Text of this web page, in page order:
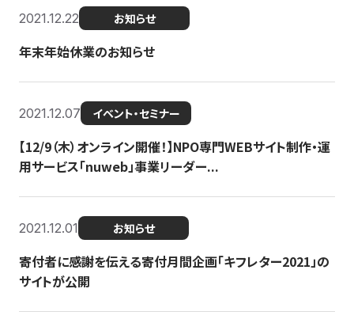
2021.12.22 お知らせ
年末年始休業のお知らせ
2021.12.07 イベント・セミナー
【12/9（木）オンライン開催！】NPO専門WEBサイト制作・運
用サービス「nuweb」事業リーダー...
2021.12.01 お知らせ
寄付者に感謝を伝える寄付月間企画「キフレター2021」の
サイトが公開